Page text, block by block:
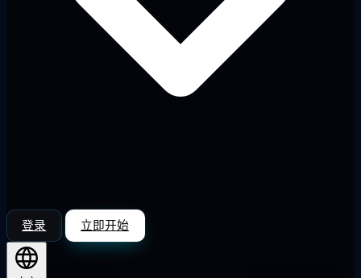
登录 立即开始